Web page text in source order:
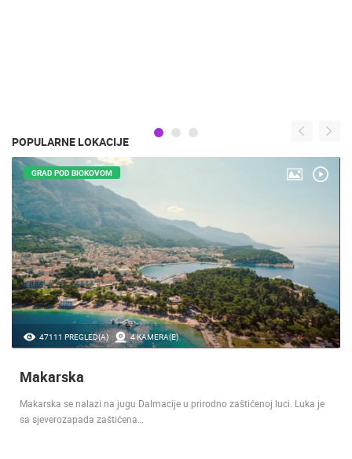
POPULARNE LOKACIJE
47111 PREGLED(A) 4 KAMERA(E)
GRAD POD BIOKOVOM
Makarska
Makarska se nalazi na jugu Dalmacije u prirodno zaštićenoj luci. Luka je
sa sjeverozapada zaštićena…